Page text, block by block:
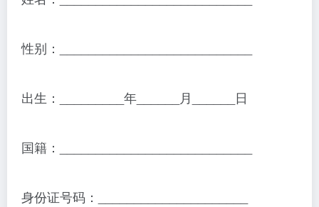
性别：___________________________
出生：_________年______月______日
国籍：___________________________
身份证号码：_____________________